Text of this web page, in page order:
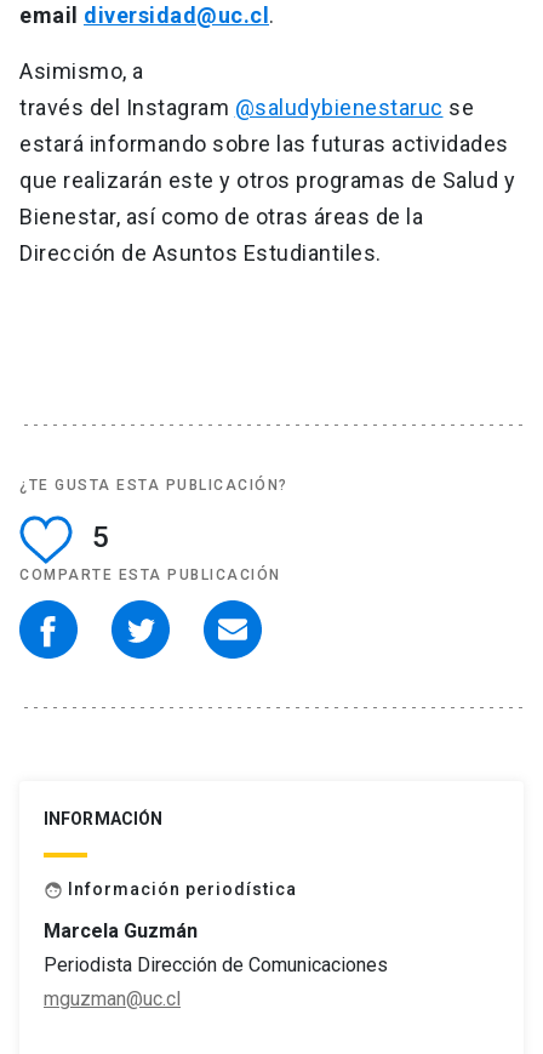
email diversidad@uc.cl .
Asimismo, a
través del Instagram @saludybienestaruc se
estará informando sobre las futuras actividades
que realizarán este y otros programas de Salud y
Bienestar, así como de otras áreas de la
Dirección de Asuntos Estudiantiles.
¿TE GUSTA ESTA PUBLICACIÓN?
5
COMPARTE ESTA PUBLICACIÓN
INFORMACIÓN
face Información periodística
Marcela Guzmán
Periodista Dirección de Comunicaciones
mguzman@uc.cl